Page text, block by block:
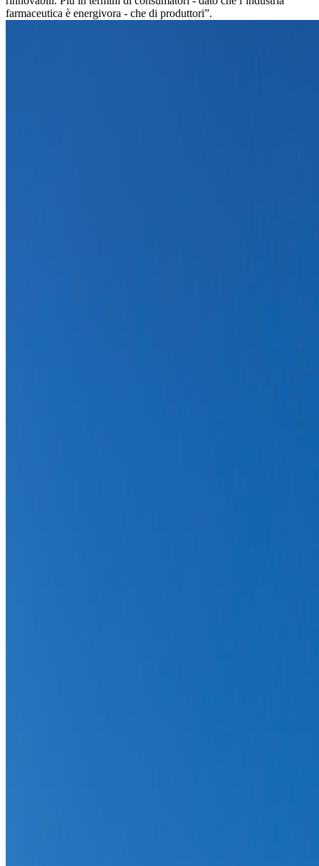
farmaceutica è energivora - che di produttori”.